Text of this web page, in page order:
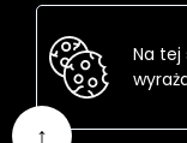
↑
Na tej